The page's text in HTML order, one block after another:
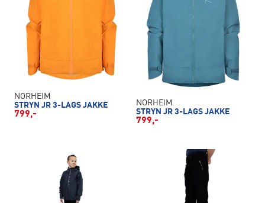
NORHEIM
STRYN JR 3-LAGS JAKKE
799,-
NORHEIM
STRYN JR 3-LAGS JAKKE
799,-